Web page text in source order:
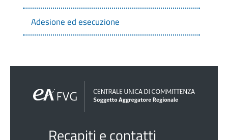
Adesione ed esecuzione
Recapiti e contatti